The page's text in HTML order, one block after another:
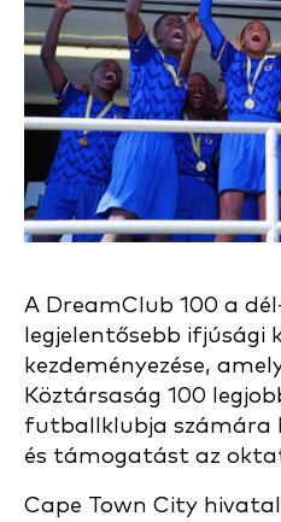
A DreamClub 100 a
legjelentősebb ifjúsági
kezdeményezése,
Köztársaság 100
futballklubja számára
és támogatást az
Cape Town City